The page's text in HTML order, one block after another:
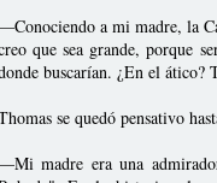
a mi madre, la
que sea grande, porque
buscarían. ¿En el ático?
se quedó pensativo
madre era una